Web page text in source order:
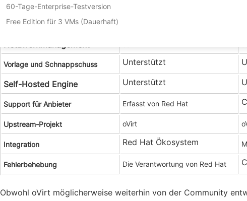
60-Tage-Enterprise-Testversion
Free Edition für 3 VMs (Dauerhaft)
Hohe Verfügbarkeit
Live-Migration
Netzwerkmanagement
Vorlage und Schnappschuss Unterstützt
Self-Hosted Engine Unterstützt
Support für Anbieter Erfasst von Red Hat
Upstream-Projekt oVirt
Integration Red Hat Ökosystem
Fehlerbehebung Die Verantwortung von Red Hat
Obwohl oVirt möglicherweise weiterhin von der Community